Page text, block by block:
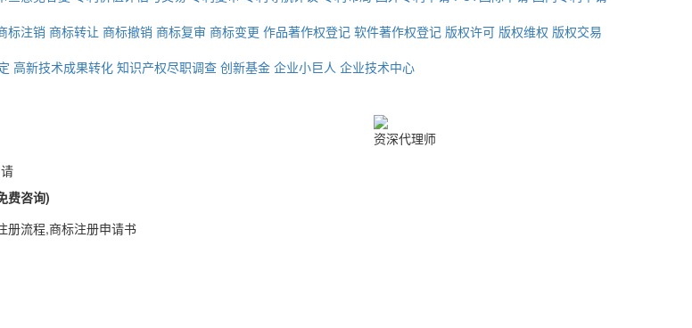
标注销 商标转让 商标撤销 商标复审 商标变更 作品著作权登记 软件著作权登记 版权许可 版权维权 版权交易
高新技术成果转化 知识产权尽职调查 创新基金 企业小巨人 企业技术中心
费咨询)
册流程,商标注册申请书
资深代理师